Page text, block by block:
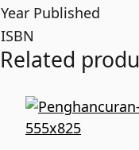
Year Published
ISBN
Related